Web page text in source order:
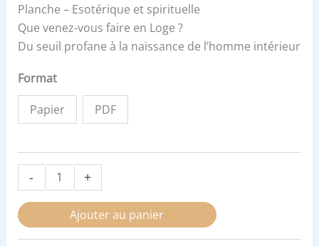
Planche – Esotérique et spirituelle
Que venez-vous faire en Loge ?
Du seuil profane à la naissance de l’homme intérieur
Format
Papier PDF
- +
Ajouter au panier